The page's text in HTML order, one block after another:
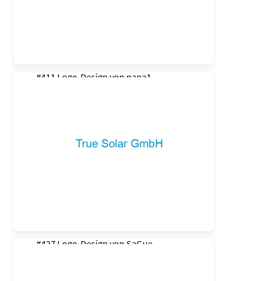
#411 Logo-Design von nana1
#427 Logo-Design von SaGue